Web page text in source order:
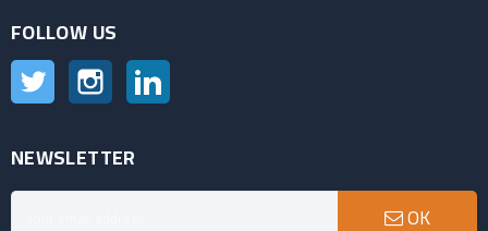
FOLLOW US
Twitter Instagram
NEWSLETTER
OK